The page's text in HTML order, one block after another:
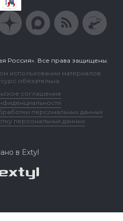
Россия». Все права защищены.
использовании материалов
обязательна.
соглашение
персональных данных
персональных данных
в Extyl